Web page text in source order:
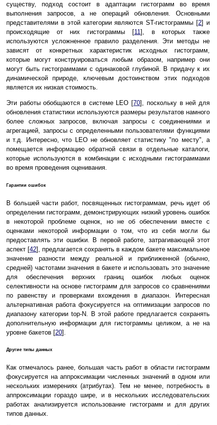
существу, подход состоит в адаптации гистограмм во время
выполнения запросов, а не операций обновления. Основными
представителями в этой категории являются ST-гистограммы [2] и
происходящие от них гистограммы [11], в которых также
используются усложненное правило разделения. Эти методы не
зависят от конкретных характеристик исходных гистограмм,
которые могут конструироваться любым образом, например они
могут быть гистограммами с одинаковой глубиной. В придачу к их
динамической природе, ключевым достоинством этих подходов
является их низкая стоимость.
Эти работы обобщаются в системе LEO [70], поскольку в ней для
обновления статистики используются размеры результатов намного
более сложных запросов, включая запросы с соединениями и
агрегацией, запросы с определенными пользователями функциями
и т.д. Интересно, что LEO не обновляет статистику "по месту", а
помещается информацию обратной связи в отдельные каталоги,
которые используются в комбинации с исходными гистограммами
во время проведения оценивания.
Гарантии ошибок
В большей части работ, посвященных гистограммам, речь идет об
определении гистограмм, демонстрирующих низкий уровень ошибок
в некоторой проблеме оценок, но не об обеспечении вместе с
оценками некоторой информации о том, что из себя могли бы
предоставлять эти ошибки. В первой работе, затрагивающей этот
аспект [42], предлагается сохранять в каждом бакете максимальное
значение разности между реальной и приближенной (обычно,
средней) частотами значения в бакете и использовать это значение
для обеспечения верхних границ ошибок любых оценок
селективности на основе гистограмм для запросов со сравнениями
по равенству и проверками вхождения в диапазон. Интересная
альтернативная работа фокусируется на оптимизации запросов по
диапазону категории top-N. В этой работе предлагается сохранять
дополнительную информации для гистограммы целиком, а не на
уровне бакетов [20].
Другие типы данных
Как отмечалось ранее, большая часть работ в области гистограмм
фокусируется на аппроксимации численных значений в одном или
нескольких измерениях (атрибутах). Тем не менее, потребность в
аппроксимации гораздо шире, и в нескольких исследовательских
работах анализируется использование гистограмм и для других
типов данных.